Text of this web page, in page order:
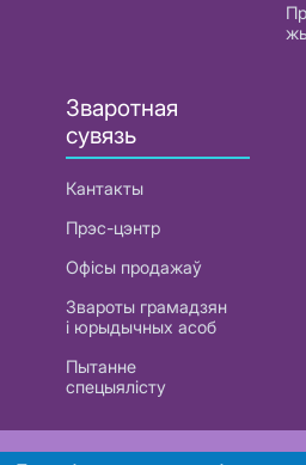
Зваротная
сувязь
Кантакты
Прэс-цэнтр
Офісы продажаў
Звароты грамадзян
і юрыдычных асоб
Пытанне
спецыялісту
РУП «Белтэлекам». УНП